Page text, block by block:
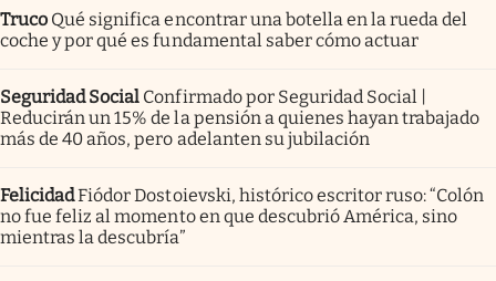
Truco Qué significa encontrar una botella en la rueda del
coche y por qué es fundamental saber cómo actuar
Seguridad Social Confirmado por Seguridad Social |
Reducirán un 15% de la pensión a quienes hayan trabajado
más de 40 años, pero adelanten su jubilación
FelicidadFiódor Dostoievski, histórico escritor ruso: “Colón
no fue feliz al momento en que descubrió América, sino
mientras la descubría”